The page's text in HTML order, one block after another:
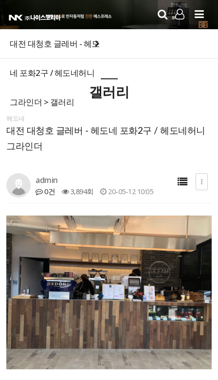
대전 대청호 글레버 - 헤도
네 포화2구 / 헤도네허니
그라인더 > 갤러리
갤러리
헤도네
대전 대청호 글레버 - 헤도네 포화2구 / 헤도네허니
그라인더
admin
0건 3,894회 20-05-12 10:05